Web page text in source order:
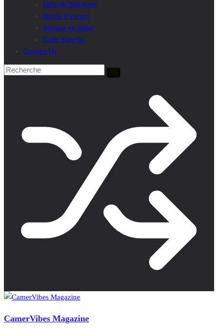
Idées & Solutions
Parole d’expert
Afrique en débat
Carte blanche
Contact Us
CamerVibes Magazine